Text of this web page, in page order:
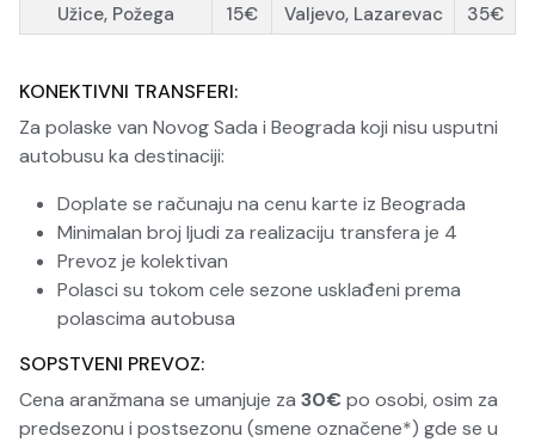
Užice, Požega 15€ Valjevo, Lazarevac 35€
KONEKTIVNI TRANSFERI:
Za polaske van Novog Sada i Beograda koji nisu usputni
autobusu ka destinaciji:
Doplate se računaju na cenu karte iz Beograda
Minimalan broj ljudi za realizaciju transfera je 4
Prevoz je kolektivan
Polasci su tokom cele sezone usklađeni prema
polascima autobusa
SOPSTVENI PREVOZ:
Cena aranžmana se umanjuje za 30€ po osobi, osim za
predsezonu i postsezonu (smene označene*) gde se u